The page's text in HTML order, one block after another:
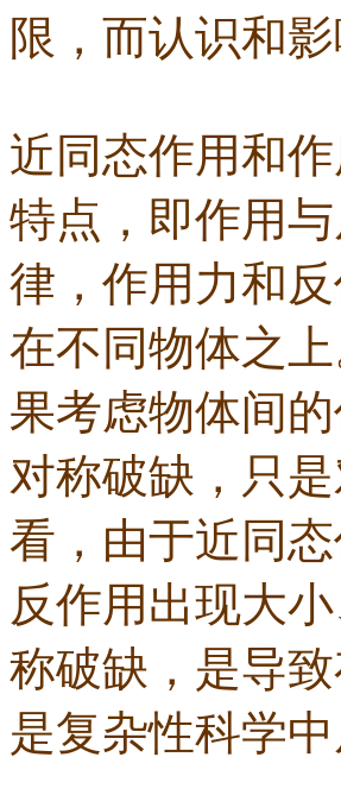
限，而认识和
近同态作用和
特点，即作用
律，作用力和
在不同物体之
果考虑物体间
对称破缺，只
看，由于近同
反作用出现大
称破缺，是导
是复杂性科学